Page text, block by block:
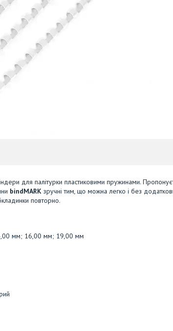
для палітурки пластиковими пружинами.
bindMARK зручні тим, що можна легко і без
повторно.
мм; 16,00 мм; 19,00 мм